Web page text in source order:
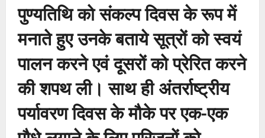
पुण्यतिथि को संकल्प दिवस के रूप में
मनाते हुए उनके बताये सूत्रों को स्वयं
पालन करने एवं दूसरों को प्रेरित करने
की शपथ ली। साथ ही अंतर्राष्ट्रीय
पर्यावरण दिवस के मौके पर एक-एक